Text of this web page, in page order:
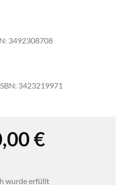
3492308708
3423219971
€
wurde erfüllt